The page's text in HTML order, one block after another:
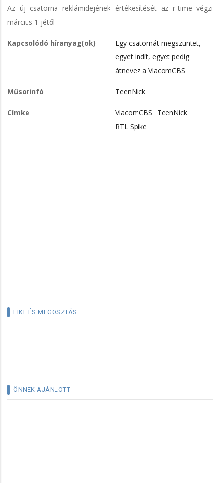
Az új csatorna reklámidejének értékesítését az r-time végzi
március 1-jétől.
Kapcsolódó híranyag(ok)
Egy csatornát megszüntet,
egyet indít, egyet pedig
átnevez a ViacomCBS
Műsorinfó TeenNick
Címke ViacomCBS
TeenNick
RTL Spike
LIKE ÉS MEGOSZTÁS
ÖNNEK AJÁNLOTT